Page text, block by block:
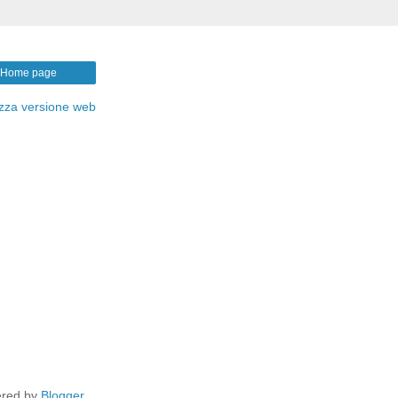
Home page
versione web